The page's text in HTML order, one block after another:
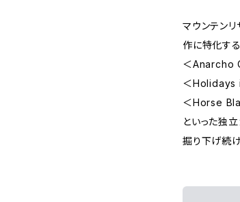
マウンテン
作に特化する
＜Anarcho
＜Holidays
＜Horse
といった独
掘り下げ続け